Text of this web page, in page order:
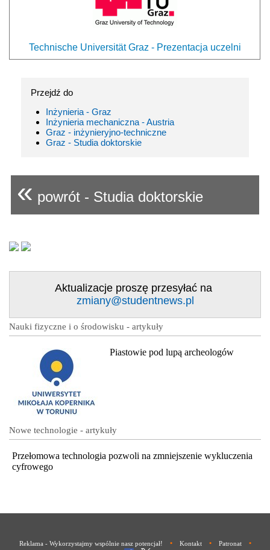
Technische Universität Graz - Prezentacja uczelni
Przejdź do
Inżynieria - Graz
Inżynieria mechaniczna - Austria
Graz - inżynieryjno-techniczne
Graz - Studia doktorskie
« powrót - Studia doktorskie
Aktualizacje proszę przesyłać na
zmiany@studentnews.pl
Nauki fizyczne i o środowisku - artykuły
Piastowie pod lupą archeologów
Nowe technologie - artykuły
Przełomowa technologia pozwoli na zmniejszenie wykluczenia
cyfrowego
Reklama - Wykorzystajmy wspólnie nasz potencjał! • Kontakt • Patronat •